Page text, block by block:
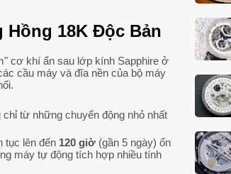
Hồng 18K Độc Bản
cơ khí ẩn sau lớp kính Sapphire ở
cầu máy và đĩa nền của bộ máy
từ những chuyển động nhỏ nhất
tục lên đến 120 giờ (gần 5 ngày) ổn
máy tự động tích hợp nhiều tính